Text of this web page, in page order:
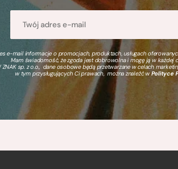
e-mail informacje o promocjach, produktach, usługach
Mam świadomość, że zgoda jest dobrowolna i mogę ją w każdej
sp. z o.o., dane osobowe będą przetwarzane w celach
w tym przysługujących Ci prawach, można znaleźć wPolityce